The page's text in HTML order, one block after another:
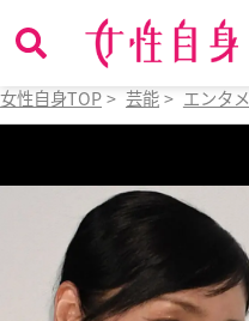
女性自身TOP > 芸能 > エンタ